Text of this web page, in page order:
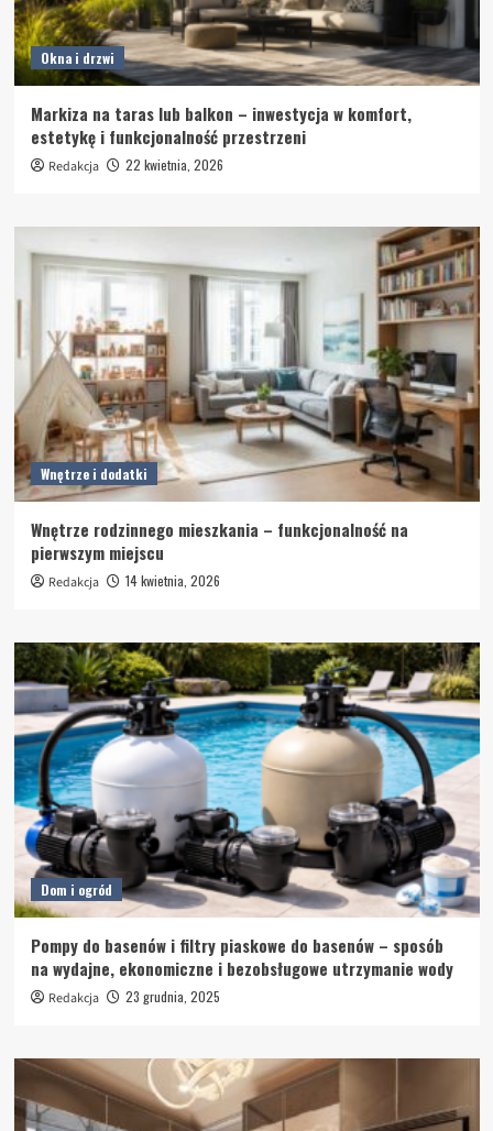
Okna i drzwi
Markiza na taras lub balkon – inwestycja w komfort,
estetykę i funkcjonalność przestrzeni
Redakcja 22 kwietnia, 2026
Wnętrze i dodatki
Wnętrze rodzinnego mieszkania – funkcjonalność na
pierwszym miejscu
Redakcja 14 kwietnia, 2026
Dom i ogród
Pompy do basenów i filtry piaskowe do basenów – sposób
na wydajne, ekonomiczne i bezobsługowe utrzymanie wody
Redakcja 23 grudnia, 2025